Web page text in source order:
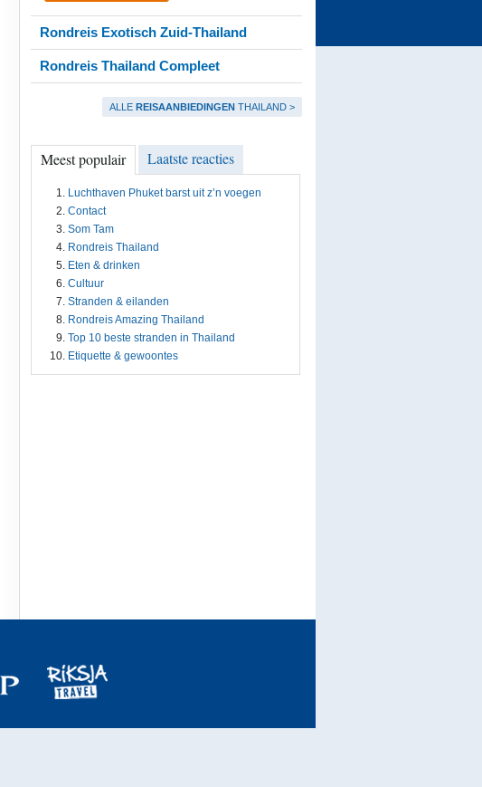
Rondreis Exotisch Zuid-Thailand
Rondreis Thailand Compleet
ALLE REISAANBIEDINGEN THAILAND >
Meest populair Laatste reacties
Luchthaven Phuket barst uit z’n voegen
Contact
Som Tam
Rondreis Thailand
Eten & drinken
Cultuur
Stranden & eilanden
Rondreis Amazing Thailand
Top 10 beste stranden in Thailand
Etiquette & gewoontes